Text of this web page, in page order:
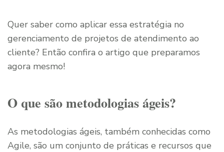
Quer saber como aplicar essa estratégia no
gerenciamento de projetos de atendimento ao
cliente? Então confira o artigo que preparamos
agora mesmo!
O que são metodologias ágeis?
As metodologias ágeis, também conhecidas como
Agile, são um conjunto de práticas e recursos que